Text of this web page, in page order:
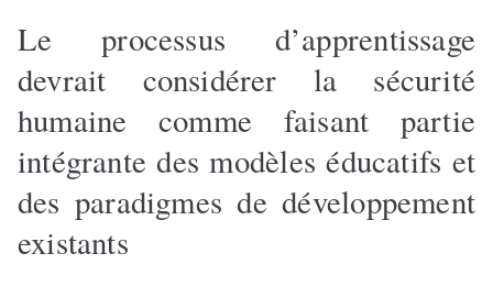
Le processus d’apprentissage
devrait considérer la sécurité
humaine comme faisant partie
intégrante des modèles éducatifs et
des paradigmes de développement
existants